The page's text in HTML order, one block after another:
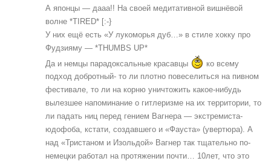
А японцы — дааа!! На своей медитативной вишнёвой
волне *TIRED* [:-}
У них ещё есть «У лукоморья дуб…» в стиле хокку про
Фудзияму — *THUMBS UP*
Да и немцы парадоксальные красавцы
ко всему
подход добротный- то ли плотно повеселиться на пивном
фестивале, то ли на корню уничтожить какое-нибудь
вылезшее напоминание о гитлеризме на их территории, то
ли падать ниц перед гением Вагнера — экстремиста-
юдофоба, кстати, создавшего и «Фауста» (увертюра). А
над «Тристаном и Изольдой» Вагнер так тщательно по-
немецки работал на протяжении почти… 10лет, что это